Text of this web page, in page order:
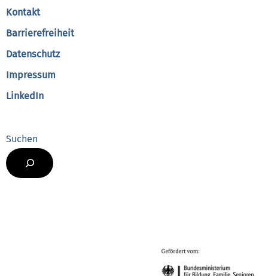
Kontakt
Barrierefreiheit
Datenschutz
Impressum
LinkedIn
Suchen